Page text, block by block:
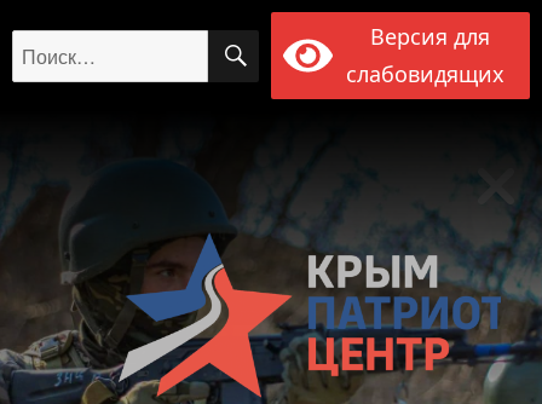
Искать: ПОИСК
Версия для
слабовидящих